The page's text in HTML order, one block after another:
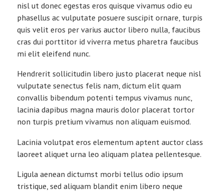
nisl ut donec egestas eros quisque vivamus odio eu
phasellus ac vulputate posuere suscipit ornare, turpis
quis velit eros per varius auctor libero nulla, faucibus
cras dui porttitor id viverra metus pharetra faucibus
mi elit eleifend nunc.
Hendrerit sollicitudin libero justo placerat neque nisl
vulputate senectus felis nam, dictum elit quam
convallis bibendum potenti tempus vivamus nunc,
lacinia dapibus magna mauris dolor placerat tortor
non turpis pretium vivamus non aliquam euismod.
Lacinia volutpat eros elementum aptent auctor class
laoreet aliquet urna leo aliquam platea pellentesque.
Ligula aenean dictumst morbi tellus odio ipsum
tristique, sed aliquam blandit enim libero neque